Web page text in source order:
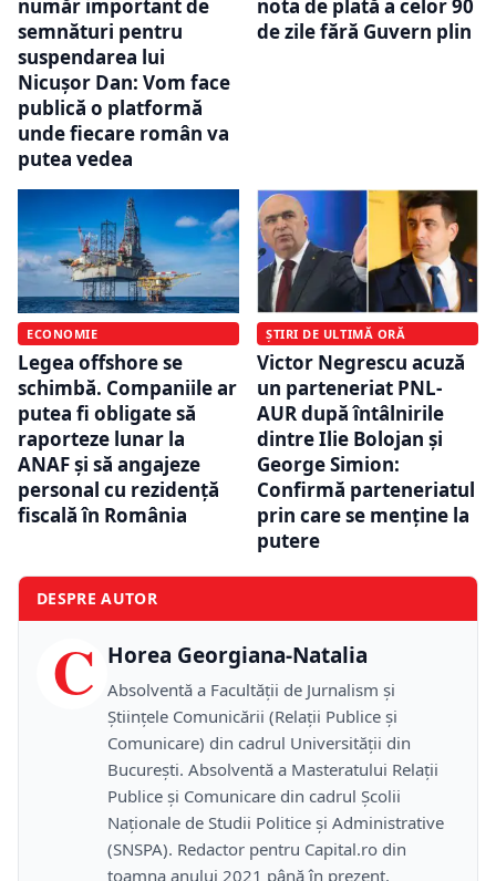
număr important de
semnături pentru
suspendarea lui
Nicușor Dan: Vom face
publică o platformă
unde fiecare român va
putea vedea
nota de plată a celor 90
de zile fără Guvern plin
ECONOMIE
Legea offshore se
schimbă. Companiile ar
putea fi obligate să
raporteze lunar la
ANAF și să angajeze
personal cu rezidență
fiscală în România
ȘTIRI DE ULTIMĂ ORĂ
Victor Negrescu acuză
un parteneriat PNL-
AUR după întâlnirile
dintre Ilie Bolojan și
George Simion:
Confirmă parteneriatul
prin care se menține la
putere
DESPRE AUTOR
C Horea Georgiana-Natalia
Absolventă a Facultății de Jurnalism și
Științele Comunicării (Relații Publice și
Comunicare) din cadrul Universității din
București. Absolventă a Masteratului Relații
Publice și Comunicare din cadrul Școlii
Naţionale de Studii Politice și Administrative
(SNSPA). Redactor pentru Capital.ro din
toamna anului 2021 până în prezent.